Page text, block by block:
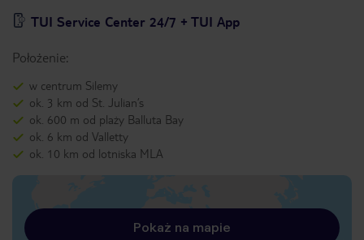
TUI Service Center 24/7 + TUI App
Położenie:
w centrum Silemy
ok. 3 km od St. Julian’s
ok. 600 m od plaży Balluta Bay
ok. 6 km od Valletty
ok. 10 km od lotniska MLA
Pokaż na mapie